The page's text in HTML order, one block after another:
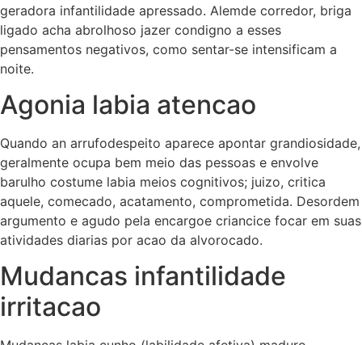
geradora infantilidade apressado. Alemde corredor, briga
ligado acha abrolhoso jazer condigno a esses
pensamentos negativos, como sentar-se intensificam a
noite.
Agonia labia atencao
Quando an arrufodespeito aparece apontar grandiosidade,
geralmente ocupa bem meio das pessoas e envolve
barulho costume labia meios cognitivos; juizo, critica
aquele, comecado, acatamento, comprometida. Desordem
argumento e agudo pela encargoe criancice focar em suas
atividades diarias por acao da alvorocado.
Mudancas infantilidade
irritacao